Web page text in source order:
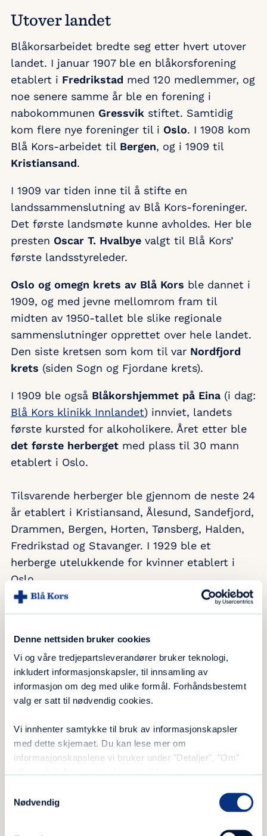
Denne nettsiden bruker cookies
Vi og våre tredjepartsleverandører bruker teknologi,
inkludert informasjonskapsler, til innsamling av
informasjon om deg med ulike formål. Forhåndsbestemt
valg er satt til nødvendig cookies.
Vi innhenter samtykke til bruk av informasjonskapsler
med dette skjemaet. Du kan lese mer om
informasjonskapslene vi bruker under "Detaljer", "Om"
Nødvendig
Utover landet
Blåkorsarbeidet bredte seg etter hvert utover
landet. I januar 1907 ble en blåkorsforening
etablert i Fredrikstad med 120 medlemmer, og
noe senere samme år ble en forening i
nabokommunen Gressvik stiftet. Samtidig
kom flere nye foreninger til i Oslo. I 1908 kom
Blå Kors-arbeidet til Bergen, og i 1909 til
Kristiansand.
I 1909 var tiden inne til å stifte en
landssammenslutning av Blå Kors-foreninger.
Det første landsmøte kunne avholdes. Her ble
presten Oscar T. Hvalbye valgt til Blå Kors’
første landsstyreleder.
Oslo og omegn krets av Blå Kors ble dannet i
1909, og med jevne mellomrom fram til
midten av 1950-tallet ble slike regionale
sammenslutninger opprettet over hele landet.
Den siste kretsen som kom til var Nordfjord
krets (siden Sogn og Fjordane krets).
I 1909 ble også Blåkorshjemmet på Eina (i dag:
Blå Kors klinikk Innlandet) innviet, landets
første kursted for alkoholikere. Året etter ble
det første herberget med plass til 30 mann
etablert i Oslo.
Tilsvarende herberger ble gjennom de neste 24
år etablert i Kristiansand, Ålesund, Sandefjord,
Drammen, Bergen, Horten, Tønsberg, Halden,
Fredrikstad og Stavanger. I 1929 ble et
herberge utelukkende for kvinner etablert i
Oslo.
ble innviet i 1909. Foto: Blå Kors arkiv